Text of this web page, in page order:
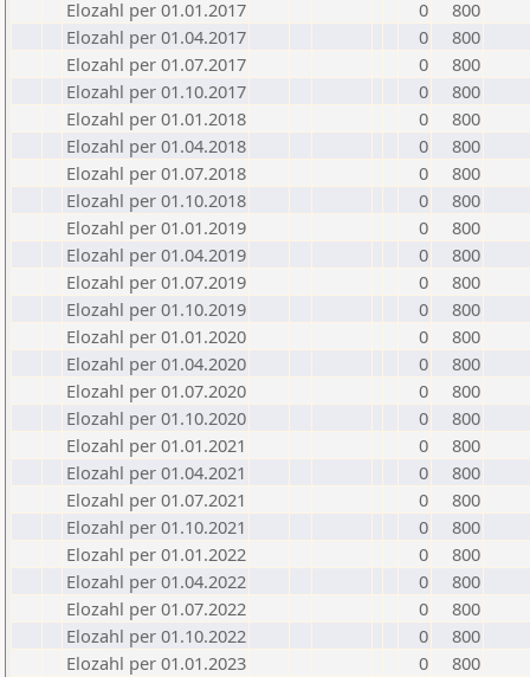
Elozahl per 01.01.2017
0
800
Elozahl per 01.04.2017
0
800
Elozahl per 01.07.2017
0
800
Elozahl per 01.10.2017
0
800
Elozahl per 01.01.2018
0
800
Elozahl per 01.04.2018
0
800
Elozahl per 01.07.2018
0
800
Elozahl per 01.10.2018
0
800
Elozahl per 01.01.2019
0
800
Elozahl per 01.04.2019
0
800
Elozahl per 01.07.2019
0
800
Elozahl per 01.10.2019
0
800
Elozahl per 01.01.2020
0
800
Elozahl per 01.04.2020
0
800
Elozahl per 01.07.2020
0
800
Elozahl per 01.10.2020
0
800
Elozahl per 01.01.2021
0
800
Elozahl per 01.04.2021
0
800
Elozahl per 01.07.2021
0
800
Elozahl per 01.10.2021
0
800
Elozahl per 01.01.2022
0
800
Elozahl per 01.04.2022
0
800
Elozahl per 01.07.2022
0
800
Elozahl per 01.10.2022
0
800
Elozahl per 01.01.2023
0
800